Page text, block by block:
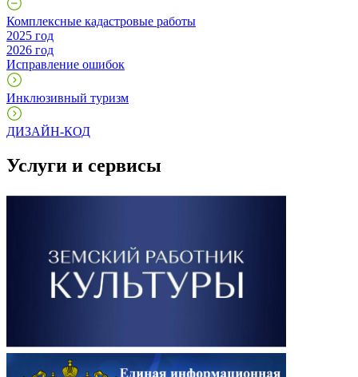
Комплексные кадастровые работы
2025 год
2026 год
Исправление ошибок
Инклюзивный туризм
ДИЗАЙН-КОД
Услуги и сервисы